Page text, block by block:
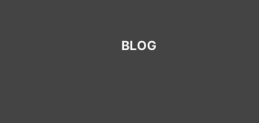
BLOG